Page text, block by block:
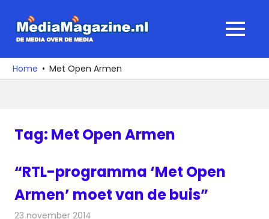
naar
media
over
MENU
Home Met Open Armen
Tag: Met Open Armen
“RTL-programma ‘Met Open
Armen’ moet van de buis”
23 november 2014